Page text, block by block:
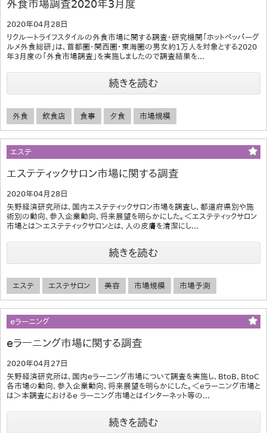
外食市場調査2020年3月度
2020年04月28日
リクルートライフスタイルの外食市場に関する調査・研究機関「ホットペッパーグ
ルメ外食総研」は、首都圏・関西圏・東海圏の男女約1万人を対象とする2020
年3月度の「外食市場調査」を実施しましたので調査結果を...
続きを読む
外食 飲食店 食事 夕食 市場規模
エステ
エステティックサロン市場に関する調査
2020年04月28日
矢野経済研究所は、国内エステティックサロン市場を調査し、都道府県別や施
術別の動向、参入企業動向、将来展望を明らかにした。＜エステティックサロン
市場とは＞エステティックサロンとは、人の皮膚を清潔にし...
続きを読む
エステ エステサロン 美容 市場規模 市場予測
eラーニング
eラーニング市場に関する調査
2020年04月27日
矢野経済研究所は、国内eラーニング市場について調査を実施し、BtoB、BtoC
各市場の動向、参入企業動向、将来展望を明らかにした。＜eラーニング市場と
は＞本調査におけるe ラーニング市場とはインターネット等の...
続きを読む